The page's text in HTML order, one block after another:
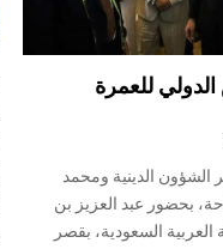
للعمرة
الشؤون الدينية ومحمد
بحضور عبد العزيز بن
السعودية، بقصر